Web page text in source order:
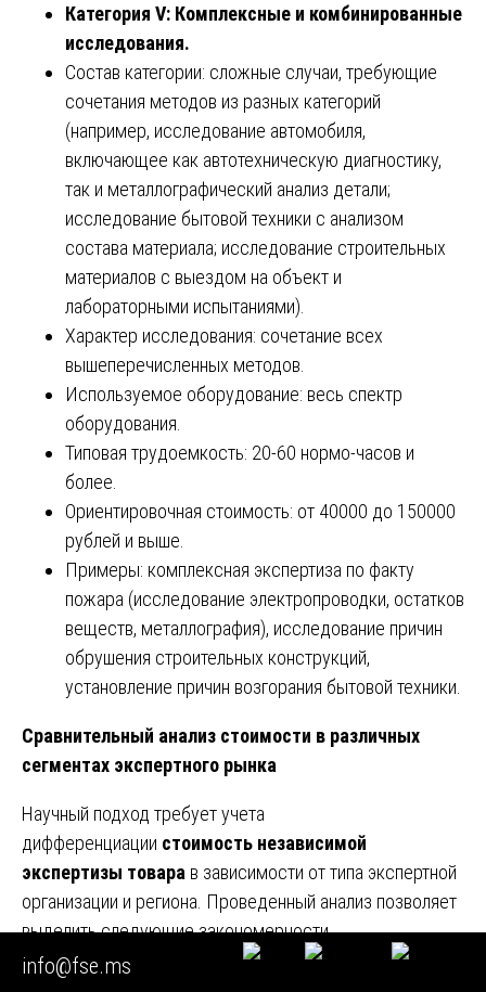
Категория V: Комплексные и комбинированные
исследования.
Состав категории: сложные случаи, требующие
сочетания методов из разных категорий
(например, исследование автомобиля,
включающее как автотехническую диагностику,
так и металлографический анализ детали;
исследование бытовой техники с анализом
состава материала; исследование строительных
материалов с выездом на объект и
лабораторными испытаниями).
Характер исследования: сочетание всех
вышеперечисленных методов.
Используемое оборудование: весь спектр
оборудования.
Типовая трудоемкость: 20-60 нормо-часов и
более.
Ориентировочная стоимость: от 40000 до 150000
рублей и выше.
Примеры: комплексная экспертиза по факту
пожара (исследование электропроводки, остатков
веществ, металлография), исследование причин
обрушения строительных конструкций,
установление причин возгорания бытовой техники.
Сравнительный анализ стоимости в различных
сегментах экспертного рынка
Научный подход требует учета
дифференциации стоимость независимой
экспертизы товара в зависимости от типа экспертной
организации и региона. Проведенный анализ позволяет
выделить следующие закономерности.
Государственные судебно-экспертные
info@fse.ms